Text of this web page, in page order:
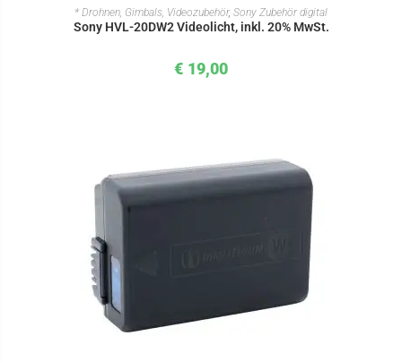
IN DEN WARENKORB
* Drohnen, Gimbals, Videozubehör, Sony Zubehör digital
Sony HVL-20DW2 Videolicht, inkl. 20% MwSt.
€ 19,00